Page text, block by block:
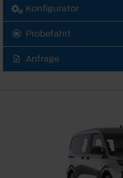
Konfigurator
Probefahrt
Anfrage